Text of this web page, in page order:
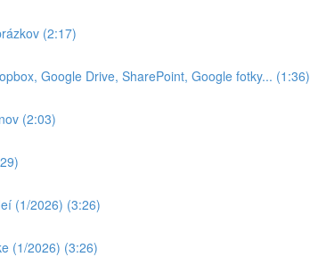
(2:17)
Google Drive, SharePoint, Google fotky... (1:36)
(2:03)
(1/2026) (3:26)
(1/2026) (3:26)